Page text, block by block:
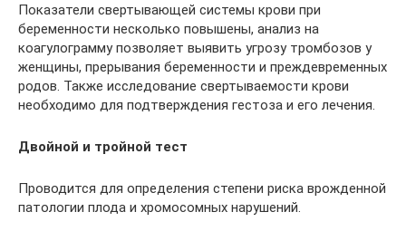
Показатели свертывающей системы крови при
беременности несколько повышены, анализ на
коагулограмму позволяет выявить угрозу тромбозов у
женщины, прерывания беременности и преждевременных
родов. Также исследование свертываемости крови
необходимо для подтверждения гестоза и его лечения.
Двойной и тройной тест
Проводится для определения степени риска врожденной
патологии плода и хромосомных нарушений.